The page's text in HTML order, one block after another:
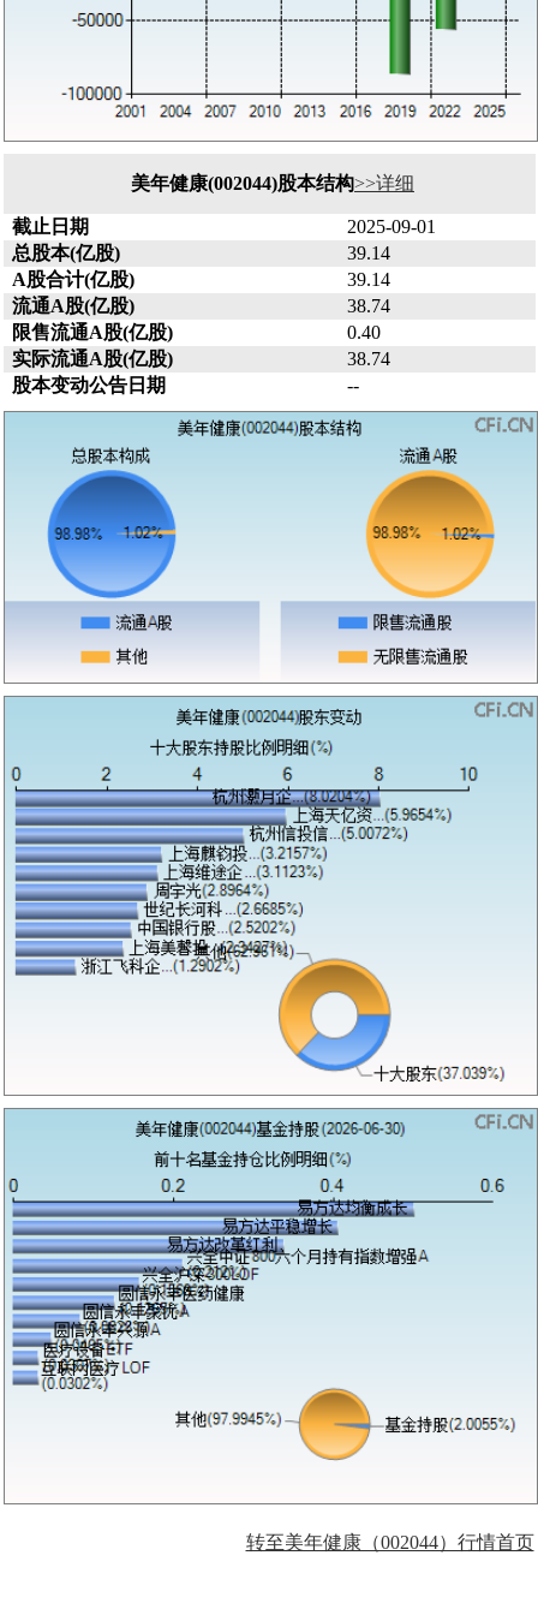
美年健康(002044)股本结构>>详细
截止日期
2025-09-01
总股本(亿股)
39.14
A股合计(亿股)
39.14
流通A股(亿股)
38.74
限售流通A股(亿股)
0.40
实际流通A股(亿股)
38.74
股本变动公告日期
--
转至美年健康（002044）行情首页